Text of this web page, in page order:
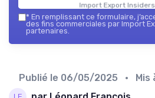
Import Export
* En remplissant ce formulaire,
des fins commerciales par Import
partenaires.
Publié le 06/05/2025 • Mis